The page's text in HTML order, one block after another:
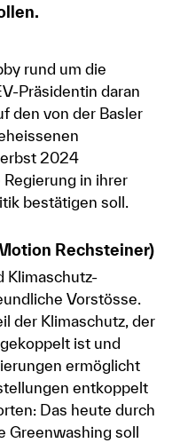
rund um die
Präsidentin daran
den von der Basler
2024
in ihrer
bestätigen soll.
Rechsteiner)
Klimaschutz-
Vorstösse.
der Klimaschutz, der
ist und
ermöglicht
entkoppelt
Das heute durch
soll